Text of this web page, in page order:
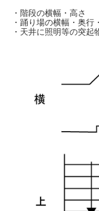
・階段の横幅・高さ
・踊り場の横幅・奥行
・天井に照明等の突起